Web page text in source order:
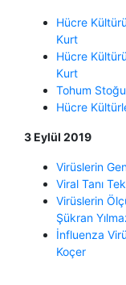
Hücre
Kurt
Hücre
Kurt
Tohum
Hücre
3 Eylül 2019
Virüslerin
Viral Tanı
Virüslerin
Şükran
İnfluenza
Koçer